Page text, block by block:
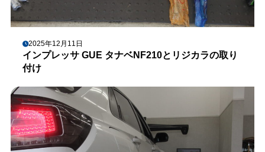
2025年12月11日
インプレッサ GUE タナベNF210とリジカラの取り
付け